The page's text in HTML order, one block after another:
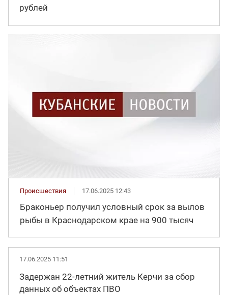
рублей
Происшествия 17.06.2025 12:43
Браконьер получил условный срок за вылов
рыбы в Краснодарском крае на 900 тысяч
17.06.2025 11:51
Задержан 22-летний житель Керчи за сбор
данных об объектах ПВО